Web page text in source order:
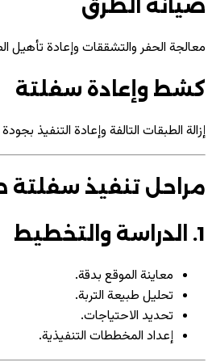
صيانة الطرق
معالجة الحفر والتشققات وإعادة تأهيل
كشط وإعادة سفلتة
إزالة الطبقات التالفة وإعادة التنفيذ
مراحل تنفيذ سفلتة
1. الدراسة والتخطيط
معاينة الموقع بدقة.
تحليل طبيعة التربة.
تحديد الاحتياجات.
إعداد المخططات التنفيذية.